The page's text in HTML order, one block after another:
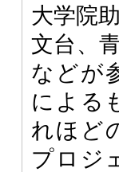
大学院
文台、
などが
による
れほど
プロジ